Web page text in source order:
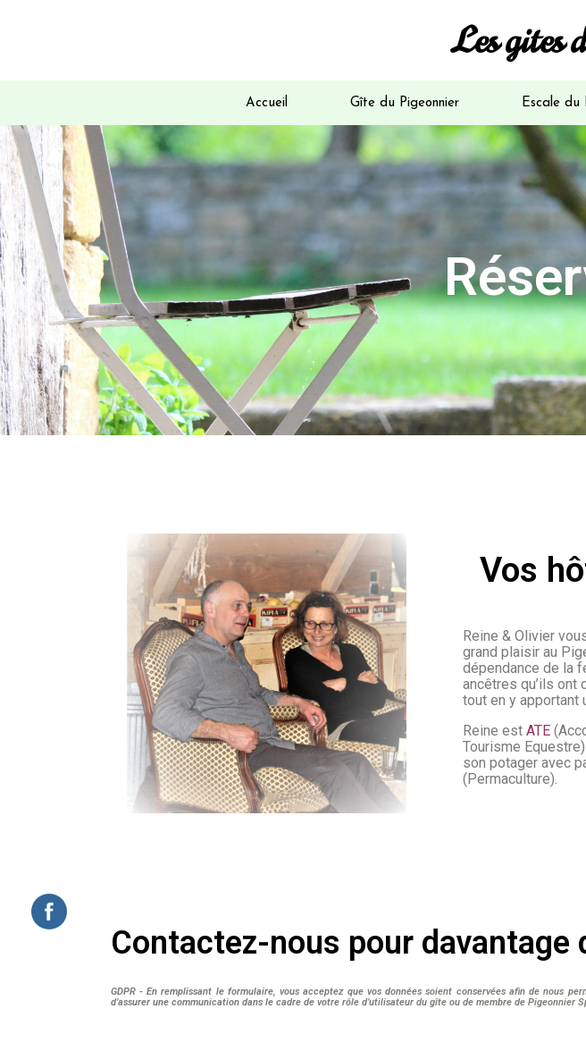
Les gites
Accueil Gîte du Pigeonnier Escale du
Vos
Reine & Olivier
grand plaisir au
dépendance de la
ancêtres qu’ils ont
tout en y apportant
Reine est ATE
Tourisme
son potager avec
(Permaculture).
Contactez-nous pour davantage
GDPR - En remplissant le formulaire, vous acceptez que vos données soient conservées afin de nous
d’assurer une communication dans le cadre de votre rôle d’utilisateur du gîte ou de membre de Pigeonnier